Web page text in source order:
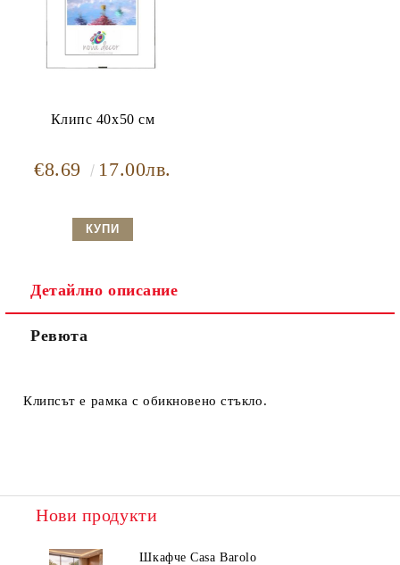
Клипс 40x50 см
€8.69 17.00лв.
Детайлно описание
Ревюта
Клипсът е рамка с обикновено стъкло.
Нови продукти
Шкафче Casa Barolo